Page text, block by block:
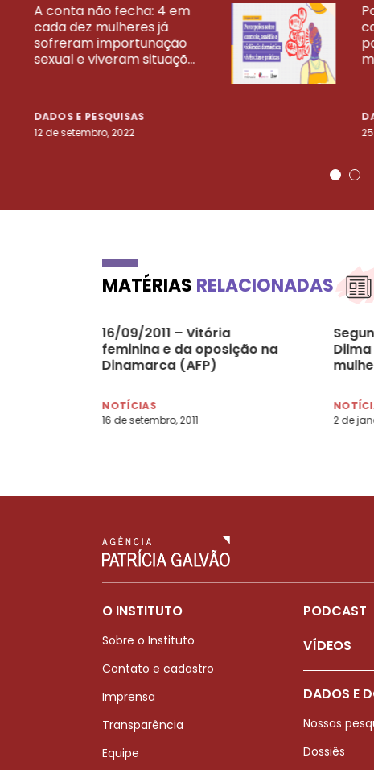
A conta não fecha: 4 em
cada dez mulheres já
sofreram importunação
sexual e viveram situaçõ...
DADOS E PESQUISAS
12 de setembro, 2022
VEJA MAIS
MATÉRIAS RELACIONADAS
16/09/2011 – Vitória
feminina e da oposição na
Dinamarca (AFP)
NOTÍCIAS
16 de setembro, 2011
2 de
O INSTITUTO
Sobre o Instituto
Contato e cadastro
Imprensa
Transparência
Equipe
PODCAST
VÍDEOS
DADOS E
Nossas
Dossiês